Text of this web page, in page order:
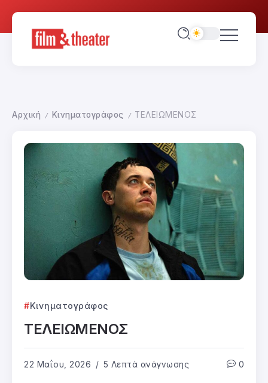
Αρχική / Κινηματογράφος / ΤΕΛΕΙΩΜΕΝΟΣ
Κινηματογράφος
ΤΕΛΕΙΩΜΕΝΟΣ
22 Μαΐου, 2026 5 Λεπτά ανάγνωσης 0